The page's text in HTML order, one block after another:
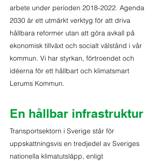
arbete under perioden 2018-2022. Agenda
2030 är ett utmärkt verktyg för att driva
hållbara reformer utan att göra avkall på
ekonomisk tillväxt och socialt välstånd i vår
kommun. Vi har styrkan, förtroendet och
idéerna för ett hållbart och klimatsmart
Lerums Kommun.
En hållbar infrastruktur
Transportsektorn i Sverige står för
uppskattningsvis en tredjedel av Sveriges
nationella klimatutsläpp, enligt